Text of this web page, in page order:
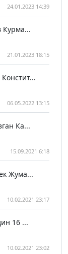
24.01.2023 14:39
Курма...
21.01.2023 18:15
06.05.2022 13:15
Ка...
15.09.2021 6:18
Жума...
10.02.2021 23:17
16 ...
10.02.2021 23:02